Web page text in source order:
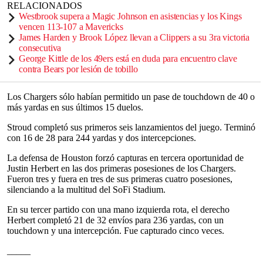
RELACIONADOS
Westbrook supera a Magic Johnson en asistencias y los Kings
vencen 113-107 a Mavericks
James Harden y Brook López llevan a Clippers a su 3ra victoria
consecutiva
George Kittle de los 49ers está en duda para encuentro clave
contra Bears por lesión de tobillo
Los Chargers sólo habían permitido un pase de touchdown de 40 o
más yardas en sus últimos 15 duelos.
Stroud completó sus primeros seis lanzamientos del juego. Terminó
con 16 de 28 para 244 yardas y dos intercepciones.
La defensa de Houston forzó capturas en tercera oportunidad de
Justin Herbert en las dos primeras posesiones de los Chargers.
Fueron tres y fuera en tres de sus primeras cuatro posesiones,
silenciando a la multitud del SoFi Stadium.
En su tercer partido con una mano izquierda rota, el derecho
Herbert completó 21 de 32 envíos para 236 yardas, con un
touchdown y una intercepción. Fue capturado cinco veces.